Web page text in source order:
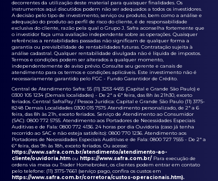
decorrentes da utilização deste material para quaisquer finalidades. Os
instrumentos aqui discutidos podem não ser adequados a todos os investidores.
A decisão pelo tipo de investimento, serviço ou produto, bem como a análise e
adequação do produto ao perfil de risco do cliente, é de responsabilidade
exclusiva do cliente, razão pela qual o Grupo J. Safra aconselha fortemente que
o investidor faça uma avaliação independente sobre as operações. Quaisquer
referências a rentabilidades passadas não significam de qualquer forma a
garantia ou previsibilidade de rentabilidades futuras. Contratação sujeita à
análise cadastral. Qualquer rentabilidade divulgada não é líquida de impostos.
Termos e condições podem ser alterados a qualquer momento,
independentemente de aviso prévio. Consulte seu gerente e canais de
atendimento para os termos e condições aplicáveis. Este investimento não é
necessariamente garantido pelo FGC - Fundo Garantidor de Crédito.
Central de Atendimento Safra: 55 (11) 3253 4455 (Capital e Grande São Paulo) e
0300 105 1234 (Demais localidades) - De 2ª a 6ª feira, das 8h às 21h30, exceto
feriados. Central SafraPay / Pessoa Jurídica: Capital e Grande São Paulo (11) 3175-
8248 Demais Localidades 0300 015 7575 Atendimento personalizado, de 2ª a 6
feira, das 8h às 21h, exceto feriados. Serviço de Atendimento ao Consumidor
(SAC): 0800 772 5755. Atendimento aos Portadores de Necessidades Especiais
Auditivas e de Fala: 0800 772 4136. 24 horas por dia Ouvidoria (caso já tenha
recorrido ao SAC e não esteja satisfeito): 0800 770 1236. Atendimento aos
Portadores de Necessidades Especiais Auditivas e de Fala: 0800 727 7555 - De 2ª a
6ª feira, das 9h às 18h, exceto feriados. Ou acesse:
https://www.safra.com.br/atendimento/atendimento-ao-
cliente/ouvidoria.htm ou https://www.safra.com.br/ Para execução de
ordens via mesa ou Trader Homebroker, os clientes podem entrar em contato
pelo telefone: (11) 3175-7661 (serviço pago, confira os custos em
https://www.safra.com.br/corretora/custos-operacionais.htm).